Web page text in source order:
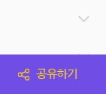
공유하기